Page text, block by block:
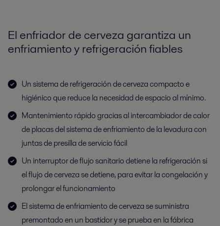
El enfriador de cerveza garantiza un
enfriamiento y refrigeración fiables
Un sistema de refrigeración de cerveza compacto e
higiénico que reduce la necesidad de espacio al mínimo.
Mantenimiento rápido gracias al intercambiador de calor
de placas del sistema de enfriamiento de la levadura con
juntas de presilla de servicio fácil
Un interruptor de flujo sanitario detiene la refrigeración si
el flujo de cerveza se detiene, para evitar la congelación y
prolongar el funcionamiento
El sistema de enfriamiento de cerveza se suministra
premontado en un bastidor y se prueba en la fábrica